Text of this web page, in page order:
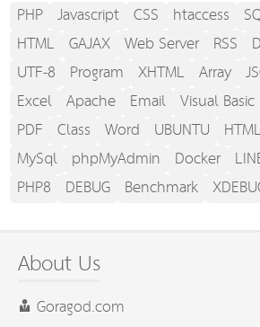
PHP Javascript CSS htaccess
HTML GAJAX Web Server RSS
UTF-8 Program XHTML Array
Excel Apache Email Visual Basic
PDF Class Word UBUNTU
MySql phpMyAdmin Docker
PHP8 DEBUG Benchmark
About Us
Goragod.com